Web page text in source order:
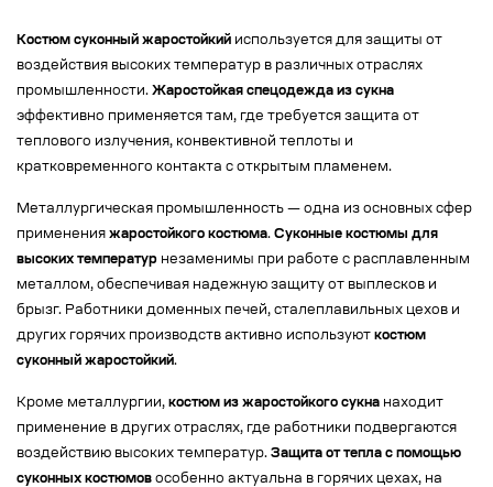
Костюм суконный жаростойкий используется для защиты от
воздействия высоких температур в различных отраслях
промышленности. Жаростойкая спецодежда из сукна
эффективно применяется там, где требуется защита от
теплового излучения, конвективной теплоты и
кратковременного контакта с открытым пламенем.
Металлургическая промышленность — одна из основных сфер
применения жаростойкого костюма. Суконные костюмы для
высоких температур незаменимы при работе с расплавленным
металлом, обеспечивая надежную защиту от выплесков и
брызг. Работники доменных печей, сталеплавильных цехов и
других горячих производств активно используют костюм
суконный жаростойкий.
Кроме металлургии, костюм из жаростойкого сукна находит
применение в других отраслях, где работники подвергаются
воздействию высоких температур. Защита от тепла с помощью
суконных костюмов особенно актуальна в горячих цехах, на